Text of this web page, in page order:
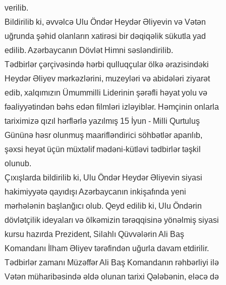
verilib.
Bildirilib ki, əvvəlcə Ulu Öndər Heydər Əliyevin və Vətən
uğrunda şəhid olanların xatirəsi bir dəqiqəlik sükutla yad
edilib. Azərbaycanın Dövlət Himni səsləndirilib.
Tədbirlər çərçivəsində hərbi qulluqçular ölkə ərazisindəki
Heydər Əliyev mərkəzlərini, muzeyləri və abidələri ziyarət
edib, xalqımızın Ümummilli Liderinin şərəfli həyat yolu və
fəaliyyətindən bəhs edən filmləri izləyiblər. Həmçinin onlarla
tariximizə qızıl hərflərlə yazılmış 15 İyun - Milli Qurtuluş
Gününə həsr olunmuş maarifləndirici söhbətlər aparılıb,
şəxsi heyət üçün müxtəlif mədəni-kütləvi tədbirlər təşkil
olunub.
Çıxışlarda bildirilib ki, Ulu Öndər Heydər Əliyevin siyasi
hakimiyyətə qayıdışı Azərbaycanın inkişafında yeni
mərhələnin başlanğıcı olub. Qeyd edilib ki, Ulu Öndərin
dövlətçilik ideyaları və ölkəmizin tərəqqisinə yönəlmiş siyasi
kursu hazırda Prezident, Silahlı Qüvvələrin Ali Baş
Komandanı İlham Əliyev tərəfindən uğurla davam etdirilir.
Tədbirlər zamanı Müzəffər Ali Baş Komandanın rəhbərliyi ilə
Vətən müharibəsində əldə olunan tarixi Qələbənin, eləcə də